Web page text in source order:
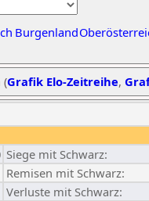
Burgenland
(Grafik Elo-Zeitreihe,
Siege mit Schwarz:
Remisen mit Schwarz:
Verluste mit Schwarz: